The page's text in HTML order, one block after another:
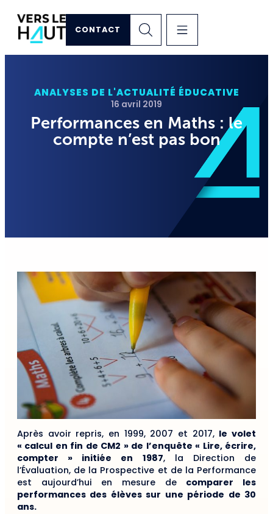
CONTACT
ANALYSES DE L'ACTUALITÉ ÉDUCATIVE
16 avril 2019
Performances en Maths : le
compte n’est pas bon
Après avoir repris, en 1999, 2007 et 2017, le volet
« calcul en fin de CM2 » de l’enquête « Lire, écrire,
compter » initiée en 1987, la Direction de
l’Évaluation, de la Prospective et de la Performance
est aujourd’hui en mesure de comparer les
performances des élèves sur une période de 30
ans.